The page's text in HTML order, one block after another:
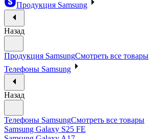
Продукция Samsung
Назад
Продукция SamsungСмотреть все товары
Телефоны Samsung
Назад
Телефоны SamsungСмотреть все товары
Samsung Galaxy S25 FE